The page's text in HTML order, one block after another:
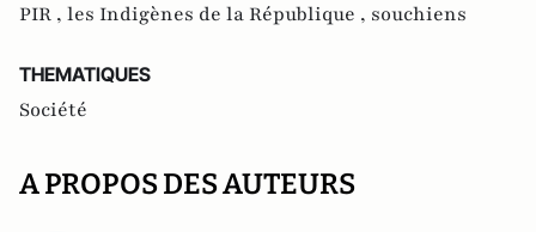
PIR , les Indigènes de la République , souchiens
THEMATIQUES
Société
A PROPOS DES AUTEURS